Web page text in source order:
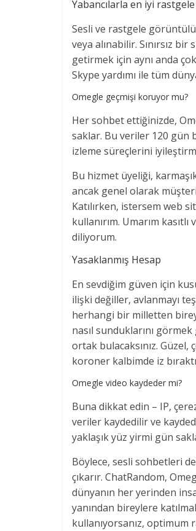
Yabancılarla en iyi
Sesli ve rastgele görüntülü
veya alınabilir. Sınırsız
getirmek için aynı anda
Skype yardımı ile tüm
Omegle geçmişi koruyor mu?
Her sohbet ettiğinizde,
saklar. Bu veriler 120 gün
izleme süreçlerini
Bu hizmet üyeliği,
ancak genel olarak
Katılırken, istersem web
kullanırım. Umarım
diliyorum.
Yasaklanmış Hesap
En sevdiğim güven için
ilişki değiller, avlanmayı
herhangi bir milletten
nasıl sunduklarını
ortak bulacaksınız. Güzel,
koroner kalbimde iz
Omegle video kaydeder mi?
Buna dikkat edin – IP,
veriler kaydedilir ve
yaklaşık yüz yirmi gün
Böylece, sesli sohbetleri
çıkarır. ChatRandom,
dünyanın her yerinden
yanından bireylere
kullanıyorsanız, optimum